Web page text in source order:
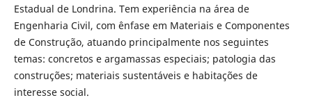
Estadual de Londrina. Tem experiência na área de
Engenharia Civil, com ênfase em Materiais e Componentes
de Construção, atuando principalmente nos seguintes
temas: concretos e argamassas especiais; patologia das
construções; materiais sustentáveis e habitações de
interesse social.